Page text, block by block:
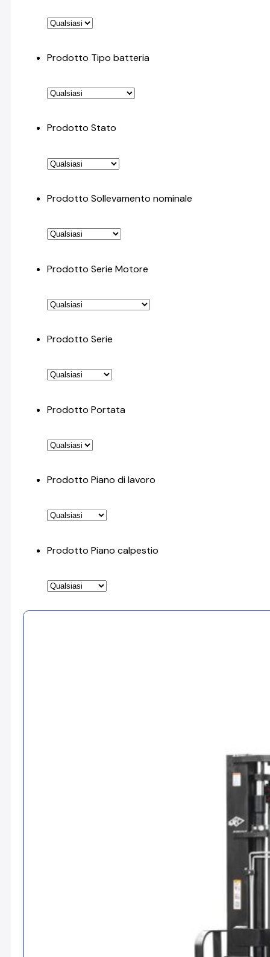
Prodotto Tipo batteria
Prodotto Stato
Prodotto Sollevamento nominale
Prodotto Serie Motore
Prodotto Serie
Prodotto Portata
Prodotto Piano di lavoro
Prodotto Piano calpestio